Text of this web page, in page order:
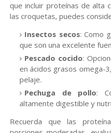
que incluir proteínas de alta
las croquetas, puedes
Insectos secos: Como
que son una excelente
Pescado cocido:
en ácidos grasos omega-
pelaje.
Pechuga de pollo:
altamente digestible y
Recuerda que las